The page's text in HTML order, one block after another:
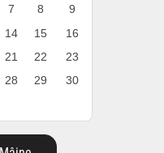
7 8
9
14 15
16
21 22
23
28 29
30